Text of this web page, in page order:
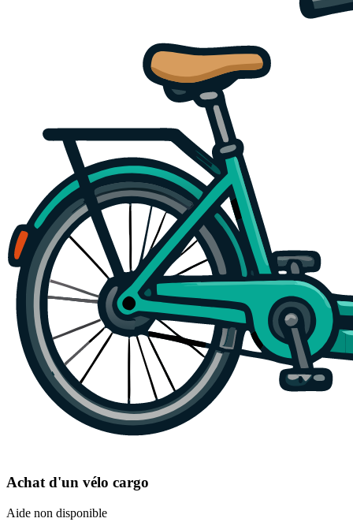
Achat d'un vélo cargo
Aide non disponible